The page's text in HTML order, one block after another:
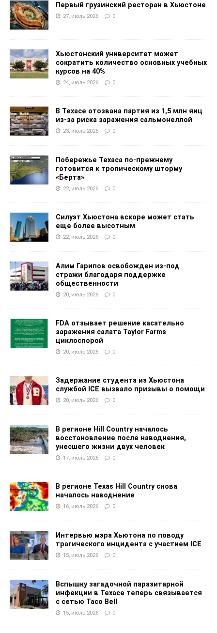
Первый грузинский ресторан в Хьюстоне
27, июль 2026 0
Хьюстонский университет может
сократить количество основных учебных
курсов на 40%
24, июль 2026 0
В Техасе отозвана партия из 1,5 млн яиц
из-за риска заражения сальмонеллой
23, июль 2026 0
Побережье Техаса по-прежнему
готовится к тропическому шторму
«Берта»
22, июль 2026 0
Силуэт Хьюстона вскоре может стать
еще более высотным
22, июль 2026 0
Алим Гарипов освобожден из-под
стражи благодаря поддержке
общественности
20, июль 2026 0
FDA отзывает решение касательно
заражения салата Taylor Farms
циклоспорой
20, июль 2026 0
Задержание студента из Хьюстона
службой ICE вызвало призывы о помощи
20, июль 2026 0
В регионе Hill Country началось
восстановление после наводнения,
унесшего жизни двух человек
17, июль 2026 0
В регионе Texas Hill Country снова
началось наводнение
16, июль 2026 0
Интервью мэра Хьютона по поводу
трагического инцидента с участием ICE
15, июль 2026 0
Вспышку загадочной паразитарной
инфекции в Техасе теперь связывается
с сетью Taco Bell
15, июль 2026 0